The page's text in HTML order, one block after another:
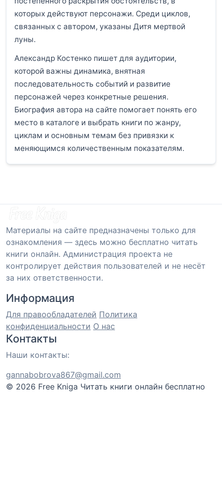
которых действуют персонажи. Среди циклов,
связанных с автором, указаны Дитя мертвой
луны.
Александр Костенко пишет для аудитории,
которой важны динамика, внятная
последовательность событий и развитие
персонажей через конкретные решения.
Биография автора на сайте помогает понять его
место в каталоге и выбрать книги по жанру,
циклам и основным темам без привязки к
меняющимся количественным показателям.
Материалы на сайте предназначены только для
ознакомления — здесь можно бесплатно читать
книги онлайн. Администрация проекта не
контролирует действия пользователей и не несёт
за них ответственности.
Информация
Для правообладателей Политика
конфиденциальности О нас
Контакты
Наши контакты:
gannabobrova867@gmail.com
© 2026 Free Kniga Читать книги онлайн бесплатно